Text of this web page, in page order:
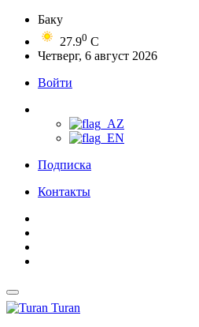
Баку
27.90 C
Четверг, 6 август 2026
Войти
Подписка
Контакты
Turan